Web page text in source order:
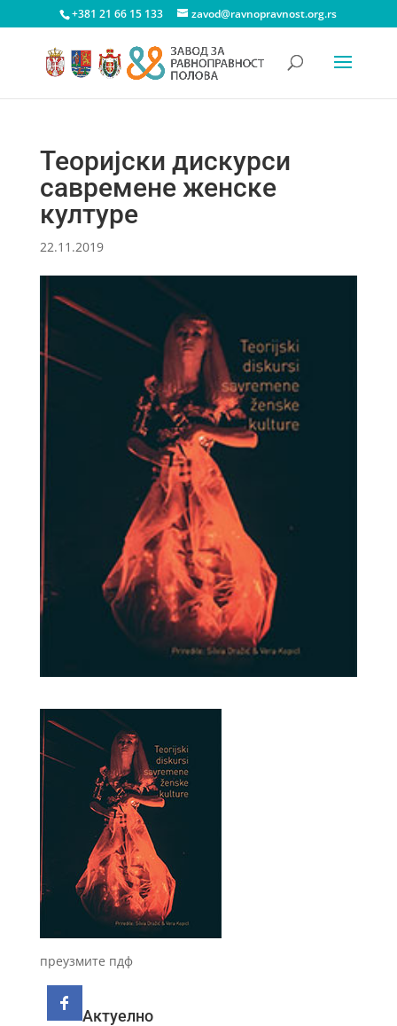
+381 21 66 15 133 zavod@ravnopravnost.org.rs
Теоријски дискурси
савремене женске
културе
22.11.2019
преузмите пдф
Актуелно